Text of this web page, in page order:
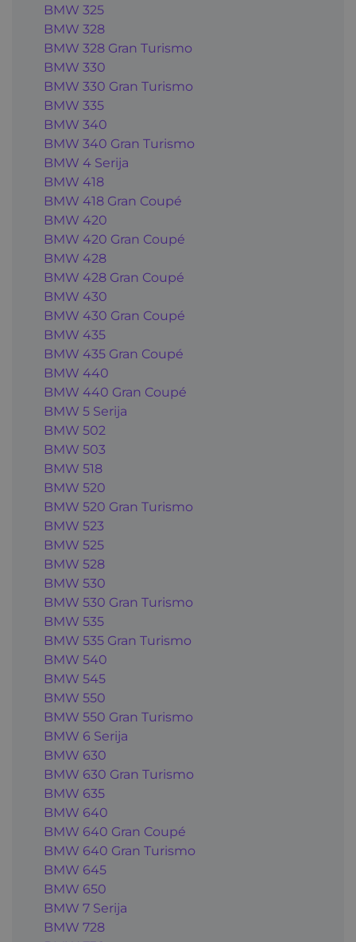
BMW 325
BMW 328
BMW 328 Gran Turismo
BMW 330
BMW 330 Gran Turismo
BMW 335
BMW 340
BMW 340 Gran Turismo
BMW 4 Serija
BMW 418
BMW 418 Gran Coupé
BMW 420
BMW 420 Gran Coupé
BMW 428
BMW 428 Gran Coupé
BMW 430
BMW 430 Gran Coupé
BMW 435
BMW 435 Gran Coupé
BMW 440
BMW 440 Gran Coupé
BMW 5 Serija
BMW 502
BMW 503
BMW 518
BMW 520
BMW 520 Gran Turismo
BMW 523
BMW 525
BMW 528
BMW 530
BMW 530 Gran Turismo
BMW 535
BMW 535 Gran Turismo
BMW 540
BMW 545
BMW 550
BMW 550 Gran Turismo
BMW 6 Serija
BMW 630
BMW 630 Gran Turismo
BMW 635
BMW 640
BMW 640 Gran Coupé
BMW 640 Gran Turismo
BMW 645
BMW 650
BMW 7 Serija
BMW 728